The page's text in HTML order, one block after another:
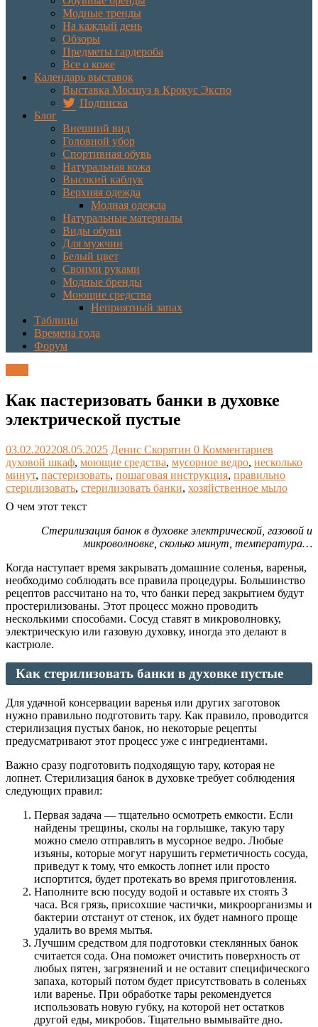
Модные тренды
На каждый день
Обзоры
Предметы гардероба
Все о коже
Календарь выставок
Выставка Мосшуз в Крокус Экспо
Подписка
Блог
Внешний вид
Головной убор
Спортивная обувь
Натуральная кожа
Высокий каблук
Верхняя одежда
Модная одежда
Натуральные материалы
Виды обуви
Для мужчин
Белый цвет
Своими руками
Модные бренды
Моющие средства
Неприятный запах
Таблицы
Времена года
Форум
Как пастеризовать банки в духовке
электрической пустые
03.02.202208.05.2025 Денис Скорятин 0 Комментариев
духовой шкаф, моющие средства, мусорное ведро, несколько
минут, пастеризовать, пошаговая инструкция, правильно
стерилизовать, стерилизовать банки, хозяйственное мыло
О чем этот текст
Стерилизация банок в духовке электрической, газовой и
микроволновке, сколько минут, температура…
Когда наступает время закрывать домашние соленья, варенья,
необходимо соблюдать все правила процедуры. Большинство
рецептов рассчитано на то, что банки перед закрытием будут
простерилизованы. Этот процесс можно проводить
несколькими способами. Сосуд ставят в микроволновку,
электрическую или газовую духовку, иногда это делают в
кастрюле.
Как стерилизовать банки в духовке пустые
Для удачной консервации варенья или других заготовок
нужно правильно подготовить тару. Как правило, проводится
стерилизация пустых банок, но некоторые рецепты
предусматривают этот процесс уже с ингредиентами.
Важно сразу подготовить подходящую тару, которая не
лопнет. Стерилизация банок в духовке требует соблюдения
следующих правил:
Первая задача — тщательно осмотреть емкости. Если
найдены трещины, сколы на горлышке, такую тару
можно смело отправлять в мусорное ведро. Любые
изъяны, которые могут нарушить герметичность сосуда,
приведут к тому, что емкость лопнет или просто
испортится, будет протекать во время приготовления.
Наполните всю посуду водой и оставьте их стоять 3
часа. Вся грязь, присохшие частички, микроорганизмы и
бактерии отстанут от стенок, их будет намного проще
удалить во время мытья.
Лучшим средством для подготовки стеклянных банок
считается сода. Она поможет очистить поверхность от
любых пятен, загрязнений и не оставит специфического
запаха, который потом будет присутствовать в соленьях
или варенье. При обработке тары рекомендуется
использовать новую губку, на которой нет остатков
другой еды, микробов. Тщательно вымывайте дно.